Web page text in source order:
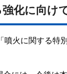
化に向け
火に関する特